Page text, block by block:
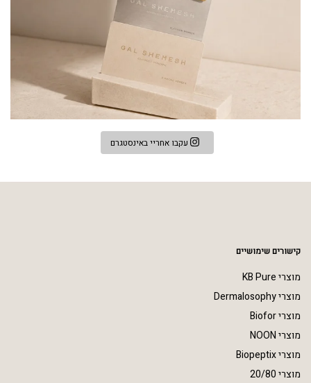
עקבו אחריי באינסטגרם
קישורים שימושיים
מוצרי KB Pure
מוצרי Dermalosophy
מוצרי Biofor
מוצרי NOON
מוצרי Biopeptix
מוצרי 20/80